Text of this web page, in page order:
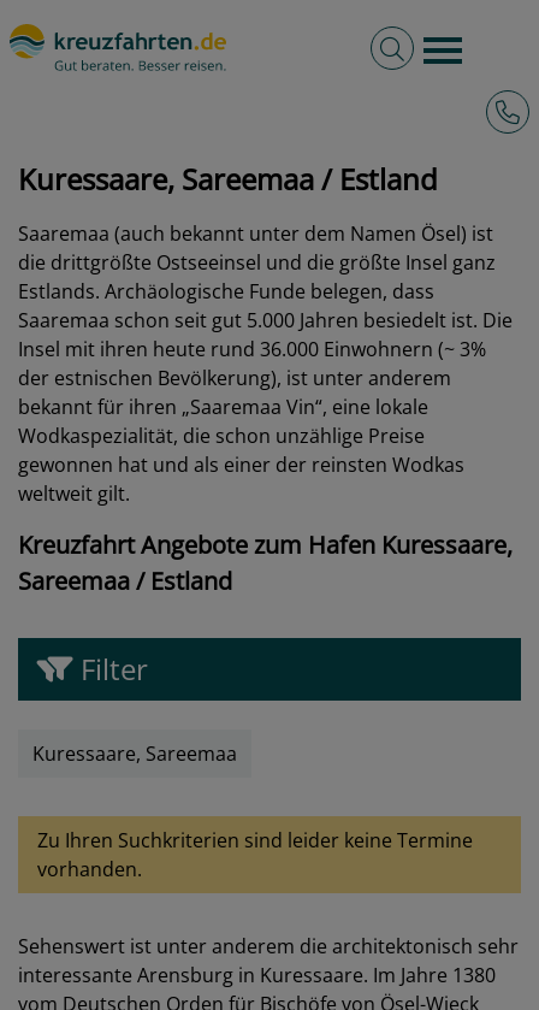
Burger
Volltextsuche
Kuressaare, Sareemaa / Estland
Saaremaa (auch bekannt unter dem Namen Ösel) ist
die drittgrößte Ostseeinsel und die größte Insel ganz
Estlands. Archäologische Funde belegen, dass
Saaremaa schon seit gut 5.000 Jahren besiedelt ist. Die
Insel mit ihren heute rund 36.000 Einwohnern (~ 3%
der estnischen Bevölkerung), ist unter anderem
bekannt für ihren „Saaremaa Vin“, eine lokale
Wodkaspezialität, die schon unzählige Preise
gewonnen hat und als einer der reinsten Wodkas
weltweit gilt.
Kreuzfahrt Angebote zum Hafen Kuressaare,
Sareemaa / Estland
Filter
Kuressaare, Sareemaa
Zu Ihren Suchkriterien sind leider keine Termine
vorhanden.
Sehenswert ist unter anderem die architektonisch sehr
interessante Arensburg in Kuressaare. Im Jahre 1380
vom Deutschen Orden für Bischöfe von Ösel-Wieck